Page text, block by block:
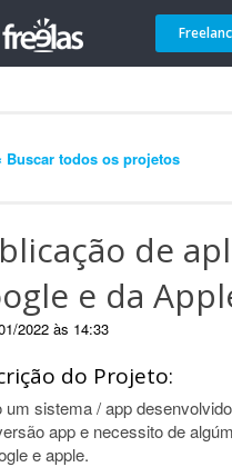
Buscar todos os projetos
de
e da
2022 às 14:33
do Projeto:
um sistema / app
app e necessito de
e apple.